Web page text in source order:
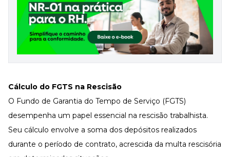
Cálculo do FGTS na Rescisão
O Fundo de Garantia do Tempo de Serviço (FGTS)
desempenha um papel essencial na rescisão trabalhista.
Seu cálculo envolve a soma dos depósitos realizados
durante o período de contrato, acrescida da multa rescisória